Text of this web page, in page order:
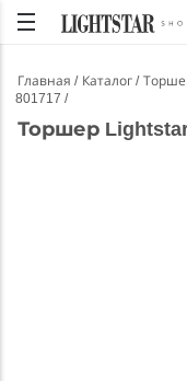
Главная Каталог
801717
Торшер Lightstar